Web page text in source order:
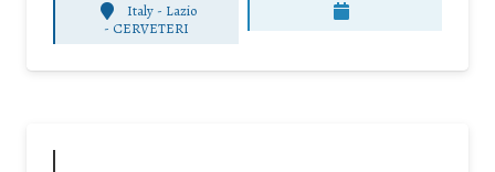
Italy - Lazio
- CERVETERI